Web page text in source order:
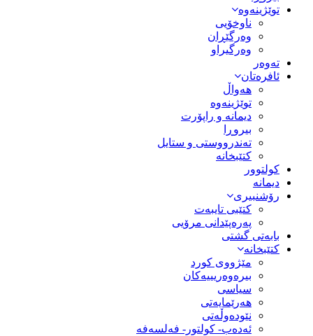
توێژینەوە
ناوخۆیی
وەرگێڕان
وەرگیراو
تەوەر
ئافرەتان
هەواڵ
توێژینەوە
دیمانە و راپۆرت
بیروڕا
تەندرووستی و ستایل
کتێبخانە
کولتوور
دیمانە
رۆشنبیری
کتێبی تایبەت
پەرەپێدانی مرۆیی
بابەتی گشتی
کتێبخانە
مێژووى کورد
بیرەوەریییەکان
سیاسى
هەرێمایەتی
نێودەوڵەتی
ئەدەب- کولتور- فەلسەفە